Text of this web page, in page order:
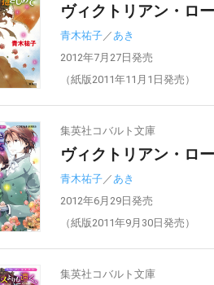
ヴィクトリアン・ロ
青木祐子 ／ あき
2012年7月27日発売
（紙版2011年11月1日発売）
集英社コバルト文庫
ヴィクトリアン・ロ
青木祐子 ／ あき
2012年6月29日発売
（紙版2011年9月30日発売）
集英社コバルト文庫